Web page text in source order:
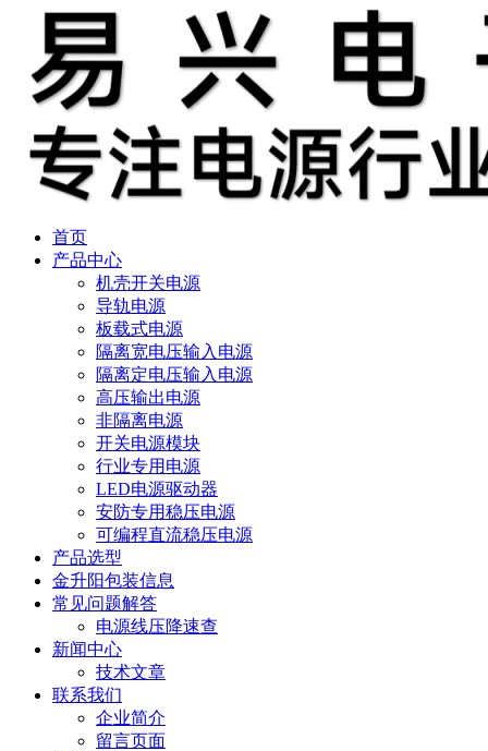
首页
产品中心
机壳开关电源
导轨电源
板载式电源
隔离宽电压输入电源
隔离定电压输入电源
高压输出电源
非隔离电源
开关电源模块
行业专用电源
LED电源驱动器
安防专用稳压电源
可编程直流稳压电源
产品选型
金升阳包装信息
常见问题解答
电源线压降速查
新闻中心
技术文章
联系我们
企业简介
留言页面